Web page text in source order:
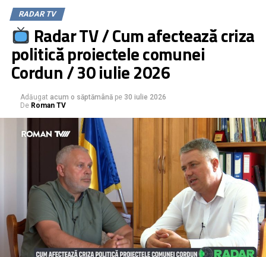
Mafia pensiilor ilegale de la MAI
Legi călcate în picioare de cei plătiți să le aplice
Pensii în MAI obținute prin fraudă. Ce-i de făcut?
RADAR TV
Radar TV / Cum afectează criza
politică proiectele comunei
Cordun / 30 iulie 2026
Adăugat acum o săptămână pe 30 iulie 2026
De Roman TV